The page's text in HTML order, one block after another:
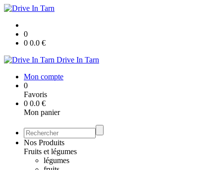
0
0 0.0 €
Drive In Tarn
Mon compte
0
Favoris
0 0.0 €
Mon panier
Nos Produits
Fruits et légumes
légumes